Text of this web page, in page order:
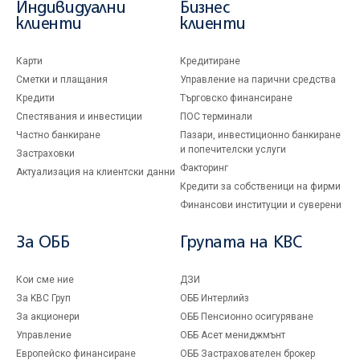
Индивидуални
клиенти
Карти
Сметки и плащания
Кредити
Спестявания и инвестиции
Частно банкиране
Застраховки
Актуализация на клиентски данни
Бизнес
клиенти
Кредитиране
Управление на парични средства
Търговско финансиране
ПОС терминали
Пазари, инвестиционно банкиране
и попечителски услуги
Факторинг
Кредити за собственици на фирми
Финансови институции и суверени
За ОББ
Кои сме ние
За KBC Груп
За акционери
Управление
Европейско финансиране
Групата на KBC
ДЗИ
ОББ Интерлийз
ОББ Пенсионно осигуряване
ОББ Асет мениджмънт
ОББ Застрахователен брокер